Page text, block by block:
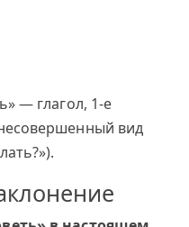
— глагол, 1-е
вид